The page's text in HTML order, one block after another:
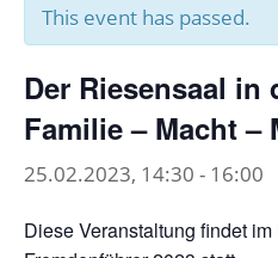
This event has passed.
Der Riesensaal in
Familie – Macht –
25.02.2023, 14:30 - 16:00
Diese Veranstaltung findet